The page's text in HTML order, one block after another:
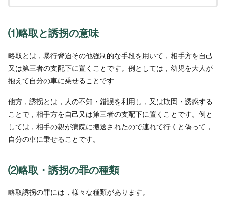
⑴略取と誘拐の意味
略取とは，暴行脅迫その他強制的な手段を用いて，相手方を自己
又は第三者の支配下に置くことです。例としては，幼児を大人が
抱えて自分の車に乗せることです
他方，誘拐とは，人の不知・錯誤を利用し，又は欺罔・誘惑する
ことで，相手方を自己又は第三者の支配下に置くことです。例と
しては，相手の親が病院に搬送されたので連れて行くと偽って，
自分の車に乗せることです。
⑵略取・誘拐の罪の種類
略取誘拐の罪には，様々な種類があります。